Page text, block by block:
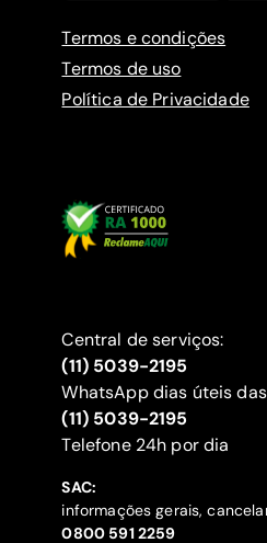
Termos e condições
Termos de uso
Política de Privacidade
Central de serviços:
(11) 5039-2195
WhatsApp dias úteis
(11) 5039-2195
‍Telefone 24h por dia
SAC:
informações gerais,
‍0800 591 2259